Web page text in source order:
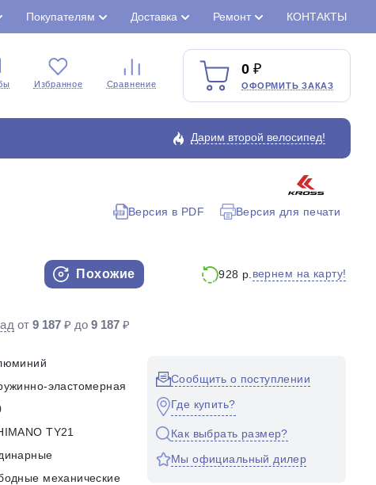
Покупателям Доставка Ремонт КОНТАКТЫ
Избранное Сравнение
0
ОФОРМИТЬ ЗАКАЗ
Дарим второй велосипед!
Версия в PDF Версия для печати
Похожие 928 р. вернем на карту!
от9 187 ₽ до9 187 ₽
эластомерная
TY21
механические
Сообщить о поступлении
Где купить?
Как выбрать размер?
Мы официальный дилер